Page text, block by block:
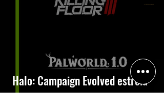
Halo: Campaign Evolved estreia
com DLSS 4.5; NVIDIA lança novo